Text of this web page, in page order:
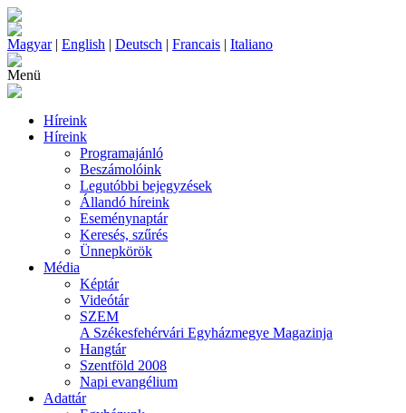
Magyar| English | Deutsch | Francais | Italiano
Menü
Híreink
Híreink
Programajánló
Beszámolóink
Legutóbbi bejegyzések
Állandó híreink
Eseménynaptár
Keresés, szűrés
Ünnepkörök
Média
Képtár
Videótár
SZEM
A Székesfehérvári Egyházmegye Magazinja
Hangtár
Szentföld 2008
Napi evangélium
Adattár